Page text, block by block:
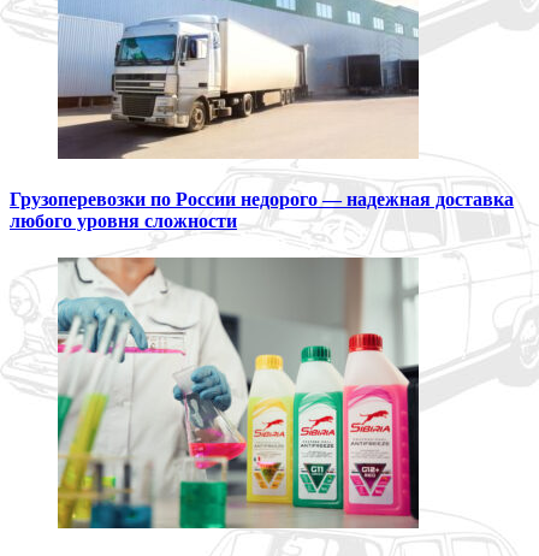
Грузоперевозки по России недорого — надежная доставка
любого уровня сложности